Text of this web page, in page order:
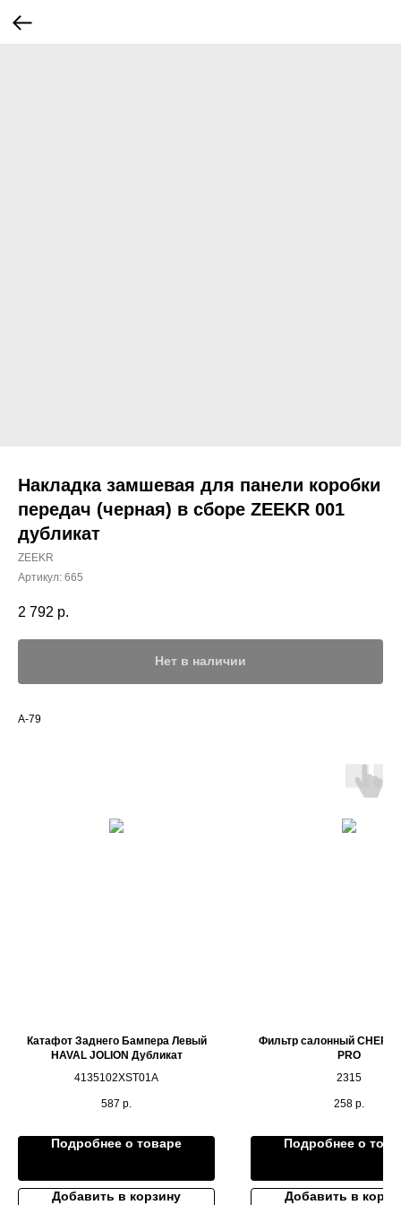
Накладка замшевая для панели коробки
передач (черная) в сборе ZEEKR 001
дубликат
ZEEKR
Артикул: 665
2 792 р.
Нет в наличии
A-79
Катафот Заднего Бампера Левый
HAVAL JOLION Дубликат
4135102XST01A
587 р.
Подробнее о товаре
Добавить в корзину
Фильтр салонный CHERY
PRO
2315
258 р.
Подробнее о
Добавить в